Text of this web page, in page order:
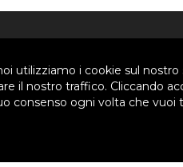
utilizziamo i cookie sul
il nostro traffico. Cliccando
consenso ogni volta che
Salesiana Meridionale